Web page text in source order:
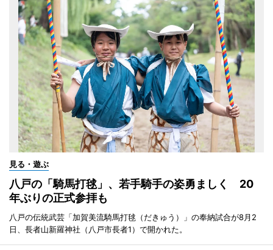
見る・遊ぶ
八戸の「騎馬打毬」、若手騎手の姿勇ましく 20
年ぶりの正式参拝も
八戸の伝統武芸「加賀美流騎馬打毬（だきゅう）」の奉納試合が8月2
日、長者山新羅神社（八戸市長者1）で開かれた。